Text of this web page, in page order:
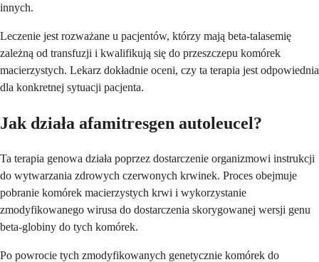
innych.
Leczenie jest rozważane u pacjentów, którzy mają beta-talasemię
zależną od transfuzji i kwalifikują się do przeszczepu komórek
macierzystych. Lekarz dokładnie oceni, czy ta terapia jest odpowiednia
dla konkretnej sytuacji pacjenta.
Jak działa afamitresgen autoleucel?
Ta terapia genowa działa poprzez dostarczenie organizmowi instrukcji
do wytwarzania zdrowych czerwonych krwinek. Proces obejmuje
pobranie komórek macierzystych krwi i wykorzystanie
zmodyfikowanego wirusa do dostarczenia skorygowanej wersji genu
beta-globiny do tych komórek.
Po powrocie tych zmodyfikowanych genetycznie komórek do